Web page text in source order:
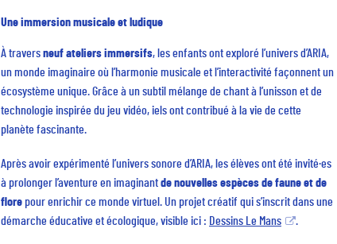
Une immersion musicale et ludique
À traversneuf ateliers immersifs, les enfants ont exploré l’univers d’ARIA,
un monde imaginaire où l’harmonie musicale et l’interactivité façonnent un
écosystème unique. Grâce à un subtil mélange de chant à l’unisson et de
technologie inspirée du jeu vidéo, iels ont contribué à la vie de cette
planète fascinante.
Après avoir expérimenté l’univers sonore d’ARIA, les élèves ont été invité·es
à prolonger l’aventure en imaginantde nouvelles espèces de faune et de
flore pour enrichir ce monde virtuel. Un projet créatif qui s’inscrit dans une
démarche éducative et écologique, visible ici : Dessins Le Mans .